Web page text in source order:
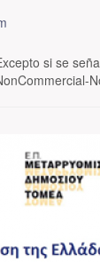
si se